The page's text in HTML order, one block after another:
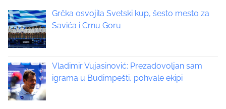
o
s
t
o
n
:
s
t
s
n
a
Grčka osvojila Svetski kup, šesto mesto za
Savića i Crnu Goru
Vladimir Vujasinović: Prezadovoljan sam
igrama u Budimpešti, pohvale ekipi